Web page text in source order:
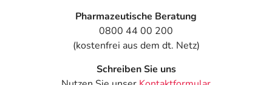
Pharmazeutische Beratung
0800 44 00 200
(kostenfrei aus dem dt. Netz)
Schreiben Sie uns